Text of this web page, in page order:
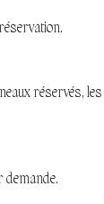
réservés, les
demande.